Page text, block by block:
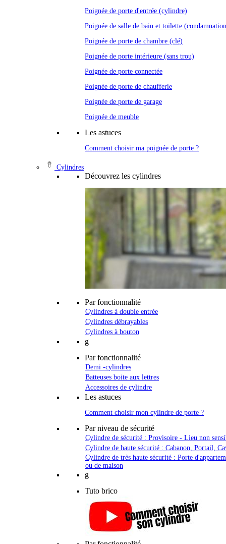
Poignée de porte d'entrée (cylindre)
Poignée de salle de bain et toilette
Poignée de porte de chambre (clé)
Poignée de porte intérieure (sans trou)
Poignée de porte connectée
Poignée de porte de chaufferie
Poignée de porte de garage
Poignée de meuble
Les astuces
Comment choisir ma poignée de porte ?
Cylindres
Découvrez les cylindres
Par fonctionnalité
Cylindres à double entrée
Cylindres débrayables
Cylindres à bouton
g
Par fonctionnalité
Demi -cylindres
Batteuses boite aux lettres
Accessoires de cylindre
Les astuces
Comment choisir mon cylindre de porte ?
Par niveau de sécurité
Cylindre de sécurité : Provisoire - Lieu non
Cylindre de haute sécurité : Cabanon, Portail,
Cylindre de très haute sécurité : Porte
ou de maison
g
Tuto brico